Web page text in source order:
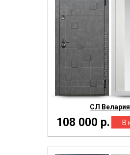
СЛ Велария
108 000 р.